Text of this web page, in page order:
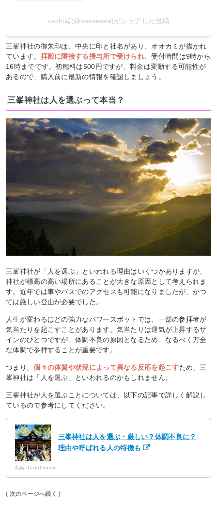
sachi🍒(@saseesea)がシェアした投稿
三峯神社の御朱印は、中央に印と社名があり、オオカミが描かれ
ています。 拝殿に隣接する授与所で受けられ 、受付時間は9時から
16時までです。初穂料は500円ですが、料金は変動する可能性が
あるので、購入前に最新の情報を確認しましょう。
三峯神社は人を選ぶって本当？
三峯神社が「人を選ぶ」といわれる理由はいくつかありますが、
神社が標高の高い場所にあることが大きな原因として考えられま
す。近年では車やバスでのアクセスも可能になりましたが、かつ
ては厳しい登山が必要でした。
人生が変わるほどの強力なパワースポットでは、一部の参拝者が
気当たりを起こすことがあります。気当たりは運気が上昇するサ
インのひとつですが、体調不良の原因となるため、なるべく万全
な体調で参拝することが重要です。
つまり、個々の体質や状況によって異なる反応を起こすため、三
峯神社は「人を選ぶ」といわれるのかもしれません。
三峯神社が人を選ぶことについては、以下の記事で詳しく解説し
ているので参考にしてください。
三峯神社は人を選ぶ・厳しい？体調不良に？
理由や呼ばれる人の特徴も
出典: Callat media
( 次のページへ続く )